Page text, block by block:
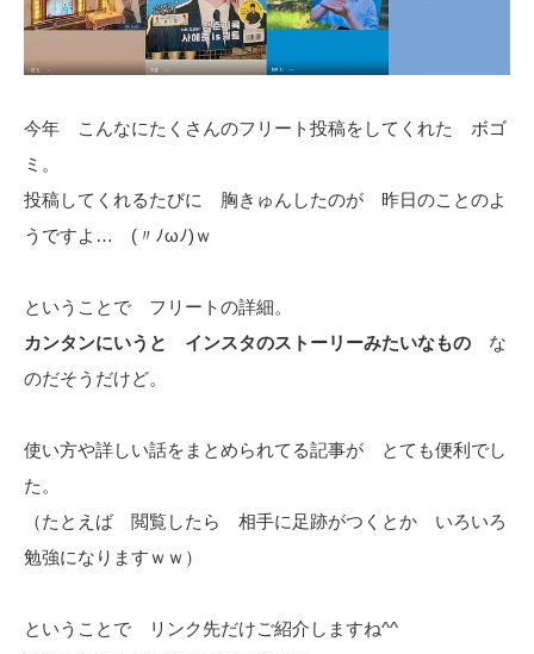
今年 こんなにたくさんのフリート投稿をしてくれた ボゴ
ミ。
投稿してくれるたびに 胸きゅんしたのが 昨日のことのよ
うですよ… (〃ﾉωﾉ)ｗ
ということで フリートの詳細。
カンタンにいうと インスタのストーリーみたいなもの な
のだそうだけど。
使い方や詳しい話をまとめられてる記事が とても便利でし
た。
（たとえば 閲覧したら 相手に足跡がつくとか いろいろ
勉強になりますｗｗ）
ということで リンク先だけご紹介しますね^^